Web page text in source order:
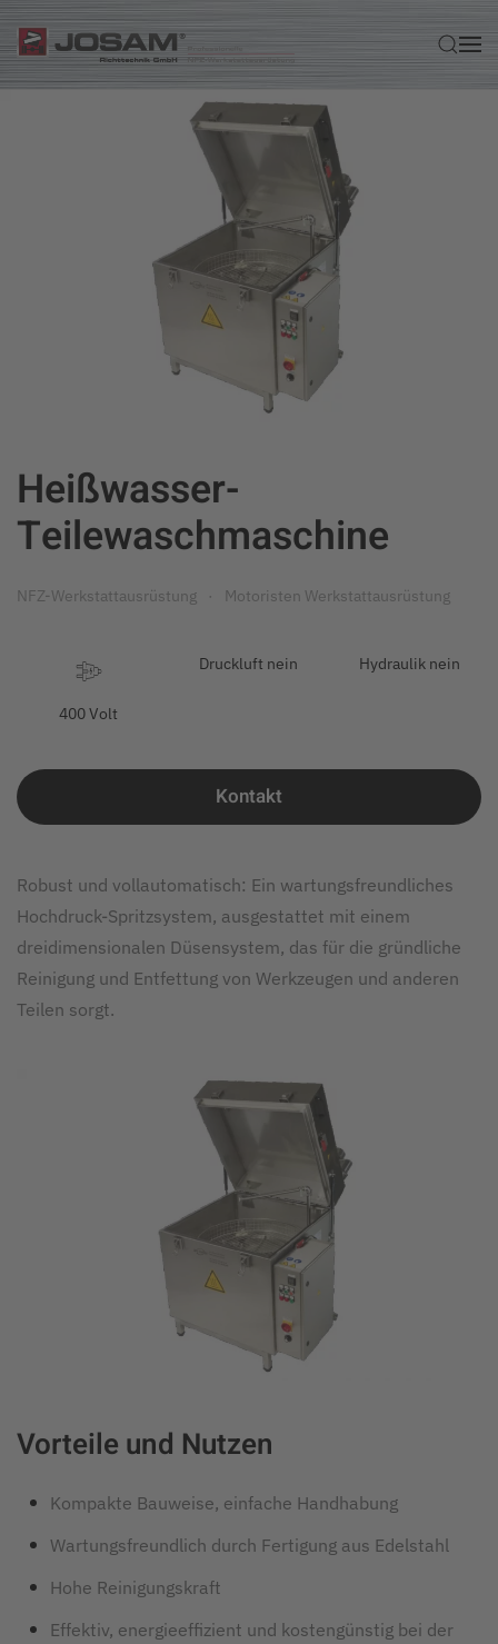
Zum Hauptinhalt springen
Heißwasser-
Teilewaschmaschine
NFZ-Werkstattausrüstung Motoristen Werkstattausrüstung
400 Volt
Druckluft nein Hydraulik nein
Kontakt
Robust und vollautomatisch: Ein wartungsfreundliches
Hochdruck-Spritzsystem, ausgestattet mit einem
dreidimensionalen Düsensystem, das für die gründliche
Reinigung und Entfettung von Werkzeugen und anderen
Teilen sorgt.
Vorteile und Nutzen
Kompakte Bauweise, einfache Handhabung
Wartungsfreundlich durch Fertigung aus Edelstahl
Hohe Reinigungskraft
Effektiv, energieeffizient und kostengünstig bei der